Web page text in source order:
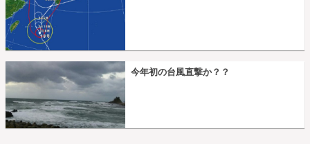
今年初の台風直撃か？？